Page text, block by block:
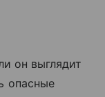
он выглядит
опасные